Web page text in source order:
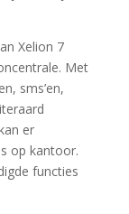
Xelion 7
Met
sms’en,
er
op kantoor.
functies